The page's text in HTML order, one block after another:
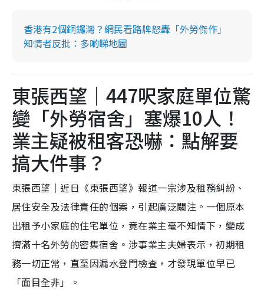
香港有2個銅鑼灣？網民看路牌怒轟「外勞傑作」
知情者反批：多啲睇地圖
東張西望｜447呎家庭單位驚
變「外勞宿舍」塞爆10人！
業主疑被租客恐嚇：點解要
搞大件事？
東張西望｜近日《東張西望》報道一宗涉及租務糾紛、
居住安全及法律責任的個案，引起廣泛關注。一個原本
出租予小家庭的住宅單位，竟在業主毫不知情下，變成
擠滿十名外勞的密集宿舍。涉事業主夫婦表示，初期租
務一切正常，直至因漏水登門檢查，才發現單位早已
「面目全非」。